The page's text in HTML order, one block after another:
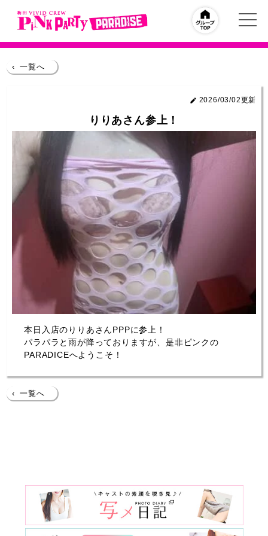
‹ 一覧へ
2026/03/02更新
りりあさん参上！
本日入店のりりあさんPPPに参上！
パラパラと雨が降っておりますが、是非ピンクの
PARADICEへようこそ！
‹ 一覧へ